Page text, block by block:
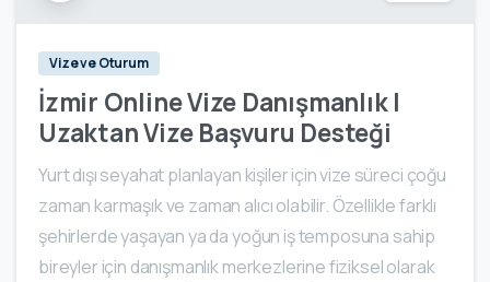
Vize ve Oturum
İzmir Online Vize Danışmanlık |
Uzaktan Vize Başvuru Desteği
Yurt dışı seyahat planlayan kişiler için vize süreci çoğu
zaman karmaşık ve zaman alıcı olabilir. Özellikle farklı
şehirlerde yaşayan ya da yoğun iş temposuna sahip
bireyler için danışmanlık merkezlerine fiziksel olarak